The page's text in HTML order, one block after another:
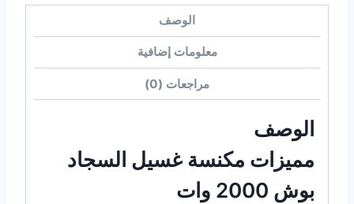
الوصف
معلومات إضافية
مراجعات (0)
الوصف
مميزات مكنسة غسيل السجاد
بوش 2000 وات